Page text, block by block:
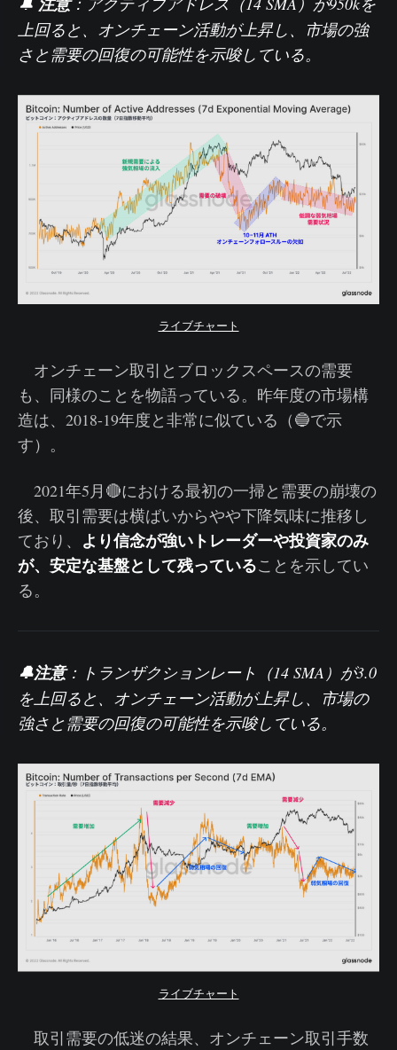
上回ると、オンチェーン活動が上昇し、市場の強
さと需要の回復の可能性を示唆している。
ライブチャート
オンチェーン取引とブロックスペースの需要
も、同様のことを物語っている。昨年度の市場構
造は、2018-19年度と非常に似ている（🔵で示
す）。
2021年5月🔴における最初の一掃と需要の崩壊の
後、取引需要は横ばいからやや下降気味に推移し
ており、 より信念が強いトレーダーや投資家のみ
が、安定な基盤として残っていることを示してい
る。
🔔注意： トランザクションレート（14 SMA） が3.0
を上回ると、オンチェーン活動が上昇し、市場の
強さと需要の回復の可能性を示唆している。
ライブチャート
取引需要の低迷の結果、オンチェーン取引手数